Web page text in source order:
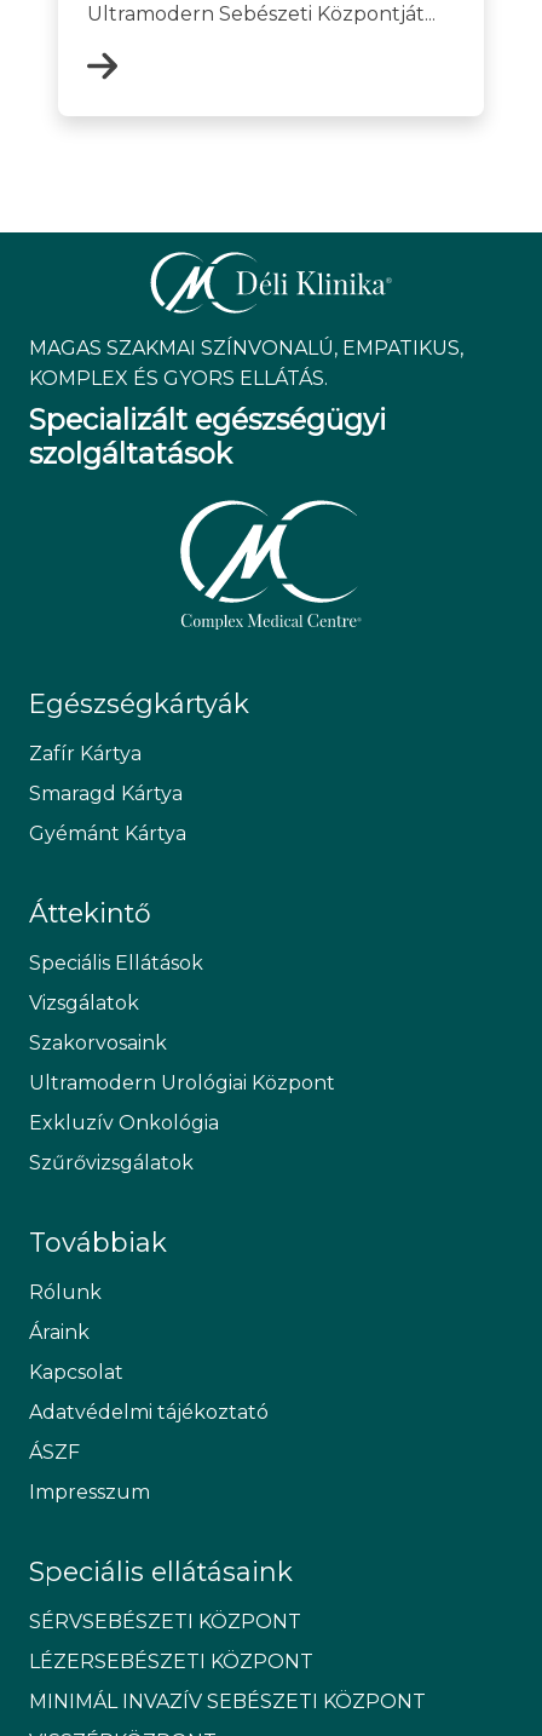
Ultramodern Sebészeti Központját...
MAGAS SZAKMAI SZÍNVONALÚ, EMPATIKUS,
KOMPLEX ÉS GYORS ELLÁTÁS.
Specializált egészségügyi
szolgáltatások
Egészségkártyák
Zafír Kártya
Smaragd Kártya
Gyémánt Kártya
Áttekintő
Speciális Ellátások
Vizsgálatok
Szakorvosaink
Ultramodern Urológiai Központ
Exkluzív Onkológia
Szűrővizsgálatok
Továbbiak
Rólunk
Áraink
Kapcsolat
Adatvédelmi tájékoztató
ÁSZF
Impresszum
Speciális ellátásaink
SÉRVSEBÉSZETI KÖZPONT
LÉZERSEBÉSZETI KÖZPONT
MINIMÁL INVAZÍV SEBÉSZETI KÖZPONT